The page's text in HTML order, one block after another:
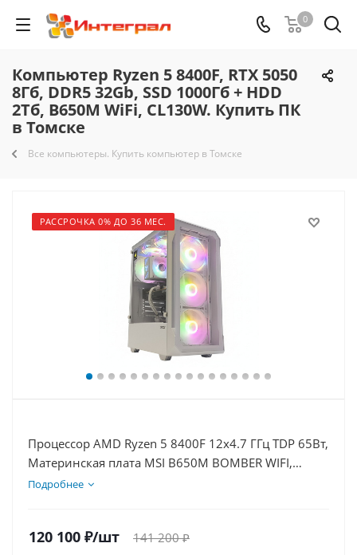
0
Компьютер Ryzen 5 8400F, RTX 5050
8Гб, DDR5 32Gb, SSD 1000Гб + HDD
2Тб, B650M WiFi, CL130W. Купить ПК
в Томске
Все компьютеры. Купить компьютер в Томске
РАССРОЧКА 0% ДО 36 МЕС.
Процессор AMD Ryzen 5 8400F 12x4.7 ГГц TDP 65Вт,
Материнская плата MSI B650M BOMBER WIFI,
Видеокарта RTX 5050 8Гб, Память DDR5 32Gb,
Подробнее
120 100 ₽/шт 141 200₽